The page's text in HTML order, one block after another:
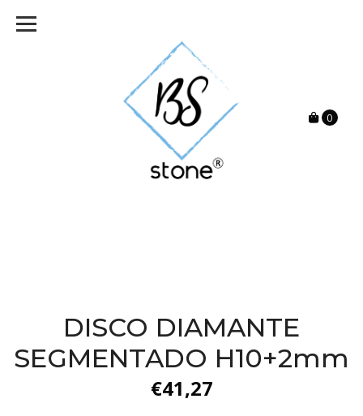
0
DISCO DIAMANTE
SEGMENTADO H10+2mm
€41,27